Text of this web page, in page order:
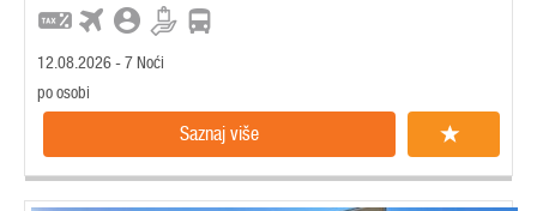
12.08.2026 - 7 Noći
po osobi
Saznaj više